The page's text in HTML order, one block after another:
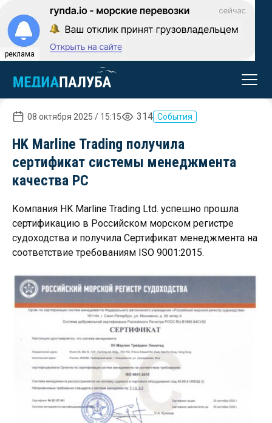
реклама
08 октября 2025 / 15:15 314 События
HK Marline Trading получила
сертификат системы менеджмента
качества РС
Компания HK Marline Trading Ltd. успешно прошла
сертификацию в Российском морском регистре
судоходства и получила Сертификат менеджмента на
соответствие требованиям ISO 9001:2015.